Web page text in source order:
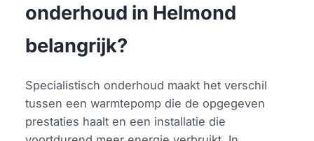
onderhoud in Helmond
belangrijk?
Specialistisch onderhoud maakt het verschil
tussen een warmtepomp die de opgegeven
prestaties haalt en een installatie die